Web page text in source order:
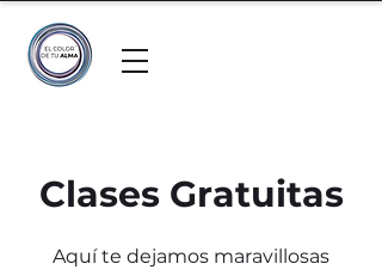
Clases Gratuitas
Aquí te dejamos maravillosas